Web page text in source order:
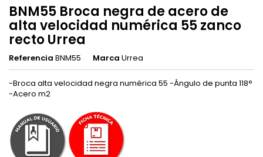
BNM55 Broca negra de acero de
alta velocidad numérica 55 zanco
recto Urrea
Referencia BNM55 Marca Urrea
-Broca alta velocidad negra numérica 55 -Ángulo de punta 118°
-Acero m2